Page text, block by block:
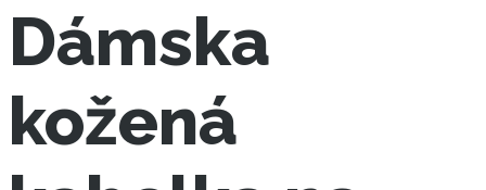
Dámska
kožená